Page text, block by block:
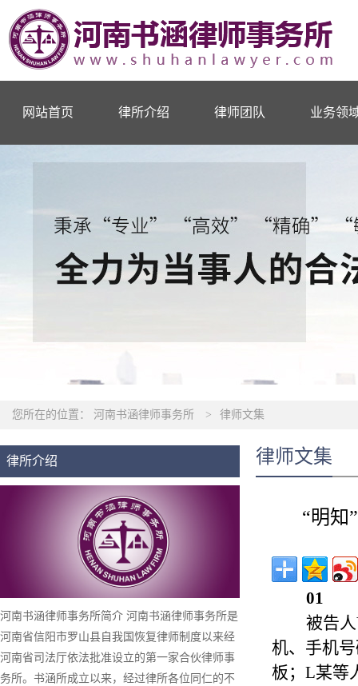
网站首页 律所介绍 律师团队 业务领
您所在的位置： 河南书涵律师事务所 > 律师文集
律所介绍
河南书涵律师事务所简介 河南书涵律师事务所是
河南省信阳市罗山县自我国恢复律师制度以来经
河南省司法厅依法批准设立的第一家合伙律师事
务所。书涵所成立以来，经过律所各位同仁的不
律师文集
“明知
01
被告
机、手机
板；L某等